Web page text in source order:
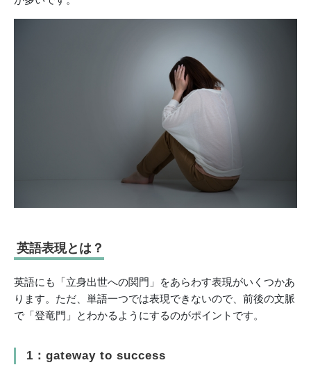
英語表現とは？
英語にも「立身出世への関門」をあらわす表現がいくつかあ
ります。ただ、単語一つでは表現できないので、前後の文脈
で「登竜門」とわかるようにするのがポイントです。
1：gateway to success